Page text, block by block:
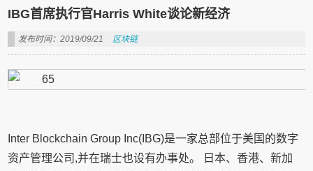
IBG首席执行官Harris White谈论新经济
发布时间：2019/09/21 区块链
Inter Blockchain Group Inc(IBG)是一家总部位于美国的数字
资产管理公司,并在瑞士也设有办事处。 日本、香港、新加